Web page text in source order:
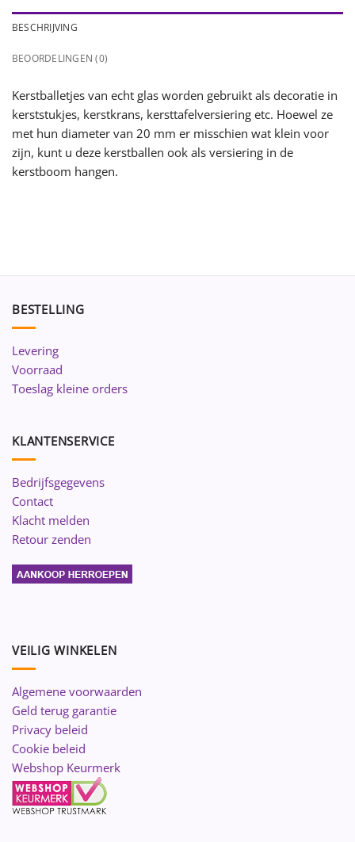
BESCHRIJVING
BEOORDELINGEN (0)
Kerstballetjes van echt glas worden gebruikt als decoratie in
kerststukjes, kerstkrans, kersttafelversiering etc. Hoewel ze
met hun diameter van 20 mm er misschien wat klein voor
zijn, kunt u deze kerstballen ook als versiering in de
kerstboom hangen.
BESTELLING
Levering
Voorraad
Toeslag kleine orders
KLANTENSERVICE
Bedrijfsgegevens
Contact
Klacht melden
Retour zenden
VEILIG WINKELEN
Algemene voorwaarden
Geld terug garantie
Privacy beleid
Cookie beleid
Webshop Keurmerk